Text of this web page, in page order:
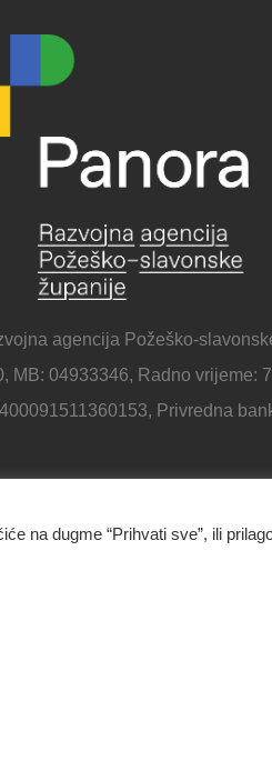
agencija Požeško-
MB: 04933346, Radno vrijeme:
Privredna
1B, 34000 Požega
na dugme “Prihvati sve”, ili